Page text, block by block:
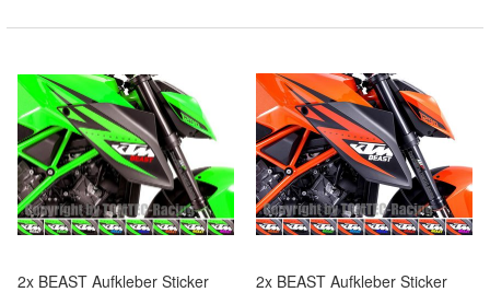
2x BEAST Aufkleber Sticker
2x BEAST Aufkleber Sticker